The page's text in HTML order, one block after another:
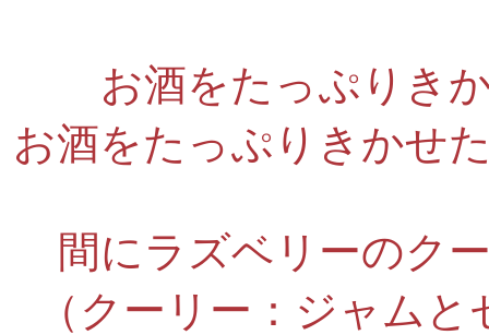
お酒をたっぷりき
お酒をたっぷりきかせ
間にラズベリーのク
（クーリー：ジャム